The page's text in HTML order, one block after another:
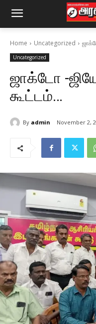
Home Uncategorized
Uncategorized
ஜாக்டோ -
கூட்டம்…
By admin November 2,